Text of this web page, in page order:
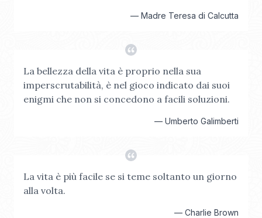
— Madre Teresa di Calcutta
La bellezza della vita è proprio nella sua
imperscrutabilità, è nel gioco indicato dai suoi
enigmi che non si concedono a facili soluzioni.
— Umberto Galimberti
La vita è più facile se si teme soltanto un giorno
alla volta.
— Charlie Brown